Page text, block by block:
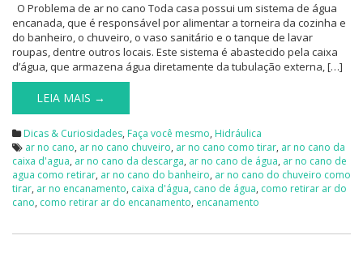
O Problema de ar no cano Toda casa possui um sistema de água
encanada, que é responsável por alimentar a torneira da cozinha e
do banheiro, o chuveiro, o vaso sanitário e o tanque de lavar
roupas, dentre outros locais. Este sistema é abastecido pela caixa
d’água, que armazena água diretamente da tubulação externa, […]
LEIA MAIS →
Dicas & Curiosidades, Faça você mesmo, Hidráulica
ar no cano, ar no cano chuveiro, ar no cano como tirar, ar no cano da
caixa d'agua, ar no cano da descarga, ar no cano de água, ar no cano de
agua como retirar, ar no cano do banheiro, ar no cano do chuveiro como
tirar, ar no encanamento, caixa d'água, cano de água, como retirar ar do
cano, como retirar ar do encanamento, encanamento